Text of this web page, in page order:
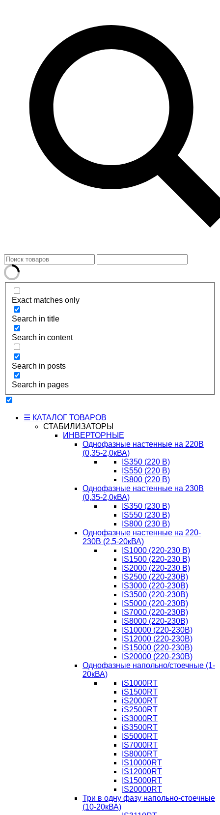
Exact matches only
Search in title
Search in content
Search in posts
Search in pages
☰ КАТАЛОГ ТОВАРОВ
СТАБИЛИЗАТОРЫ
ИНВЕРТОРНЫЕ
Однофазные настенные на 220В
(0,35-2,0кВА)
IS350 (220 В)
IS550 (220 В)
IS800 (220 В)
Однофазные настенные на 230В
(0,35-2,0кВА)
IS350 (230 В)
IS550 (230 В)
IS800 (230 В)
Однофазные настенные на 220-
230В (2,5-20кВА)
IS1000 (220-230 В)
IS1500 (220-230 В)
IS2000 (220-230 В)
IS2500 (220-230В)
IS3000 (220-230В)
IS3500 (220-230В)
IS5000 (220-230В)
IS7000 (220-230В)
IS8000 (220-230В)
IS10000 (220-230В)
IS12000 (220-230В)
IS15000 (220-230В)
IS20000 (220-230В)
Однофазные напольно/стоечные (1-
20кВА)
iS1000RT
iS1500RT
iS2000RT
iS2500RT
iS3000RT
iS3500RT
IS5000RT
IS7000RT
IS8000RT
IS10000RT
IS12000RT
IS15000RT
IS20000RT
Три в одну фазу напольно-стоечные
(10-20кВА)